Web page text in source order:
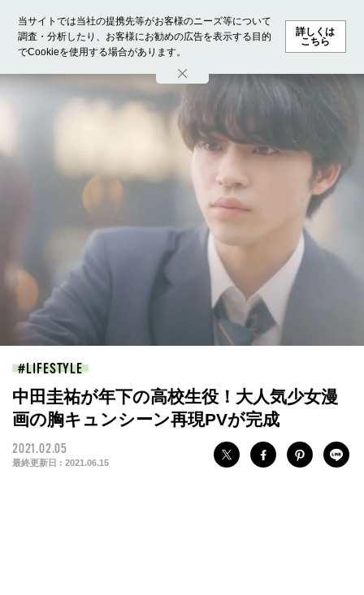
当サイトでは当社の提携先等がお客様のニーズ等について
調査・分析したり、お客様にお勧めの広告を表示する目的
でCookieを使用する場合があります。
詳しくは
こちら
ホーム モデル募集 ランキング ファッション ビューテ
LIFESTYLE
中田圭祐が年下の高校生役！大人気少女漫
画の胸キュンシーン再現PVが完成
2021.02.05
最終更新日 : 2021.06.15